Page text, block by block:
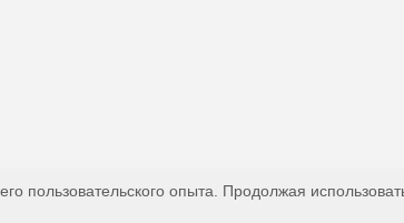
пользовательского опыта. Продолжая